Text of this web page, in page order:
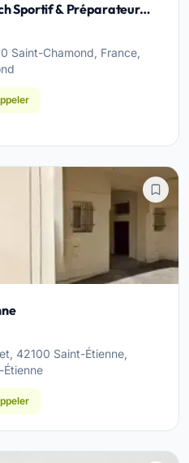
Sportif & Préparateur
- Saint-Chamond
Saint-Chamond, France,
42100 Saint-Étienne,
Étienne